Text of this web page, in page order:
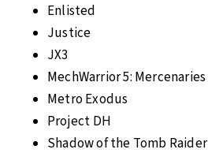
Enlisted
Justice
JX3
MechWarrior 5: Mercenaries
Metro Exodus
Project DH
Shadow of the Tomb Raider